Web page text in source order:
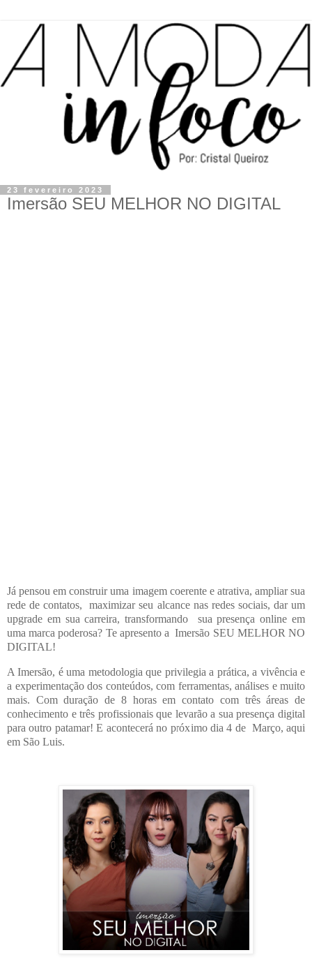
23 fevereiro 2023
Imersão SEU MELHOR NO DIGITAL
Já pensou em construir uma imagem coerente e atrativa, ampliar sua
rede de contatos, maximizar seu alcance nas redes sociais, dar um
upgrade em sua carreira, transformando sua presença online em
uma marca poderosa? Te apresento a Imersão SEU MELHOR NO
DIGITAL!
A Imersão, é uma metodologia que privilegia a prática, a vivência e
a experimentação dos conteúdos, com ferramentas, análises e muito
mais. Com duração de 8 horas em contato com três áreas de
conhecimento e três profissionais que levarão a sua presença digital
para outro patamar!E acontecerá no próximo dia 4 de Março, aqui
em São Luis.